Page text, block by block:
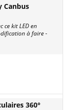
Canbus
ce kit LED en
à faire -
360°